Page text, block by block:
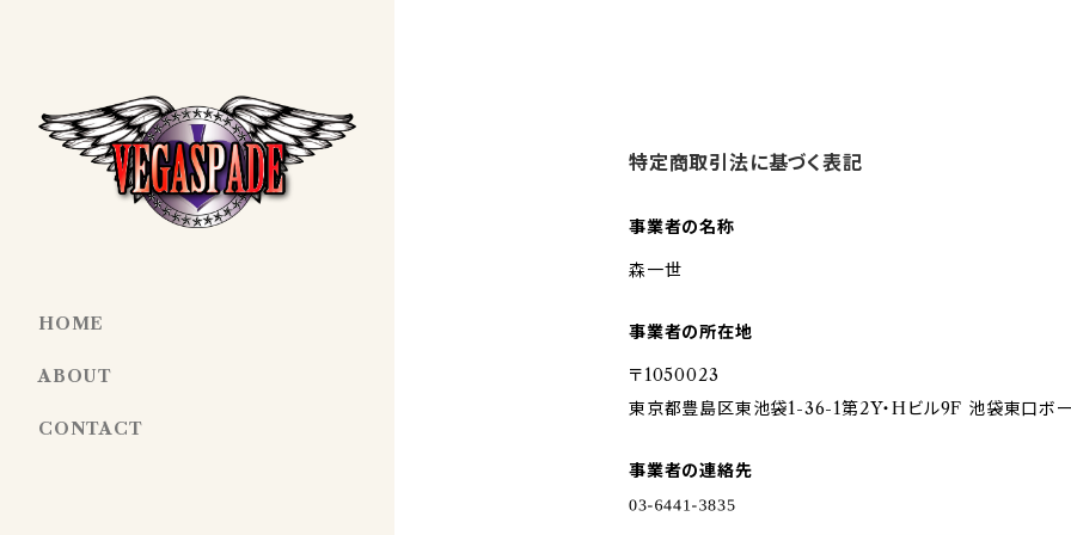
特定商取引法に基づく表記
事業者の名称
森一世
事業者の所在地
〒1050023
東京都豊島区東池袋1-36-1第2Y・Hビル9F 池袋東口ボ
事業者の連絡先
HOME
ABOUT
CONTACT